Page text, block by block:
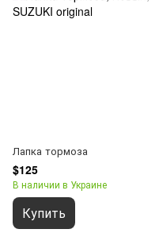
Лапка тормоза
$125
В наличии в Украине
Купить